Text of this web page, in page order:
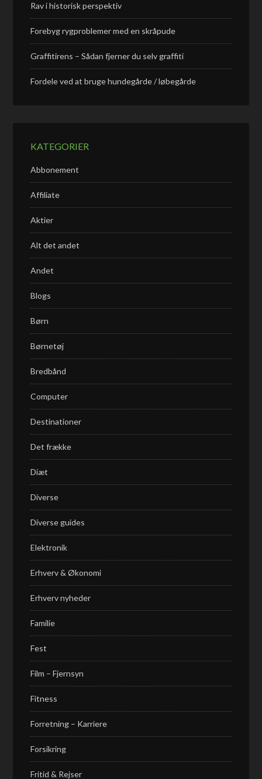
Rav i historisk perspektiv
Forebyg rygproblemer med en skråpude
Graffitirens – Sådan fjerner du selv graffiti
Fordele ved at bruge hundegårde / løbegårde
KATEGORIER
Abbonement
Affiliate
Aktier
Alt det andet
Andet
Blogs
Børn
Børnetøj
Bredbånd
Computer
Destinationer
Det frække
Diæt
Diverse
Diverse guides
Elektronik
Erhverv & Økonomi
Erhverv nyheder
Familie
Fest
Film – Fjernsyn
Fitness
Forretning – Karriere
Forsikring
Fritid & Rejser